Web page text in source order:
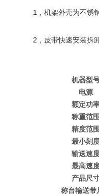
1，机架外壳为不锈
2，皮带快速安装拆
机器型
电源
额定功
称重范
精度范
最小刻
输送速
最高速
产品尺
称台输送带